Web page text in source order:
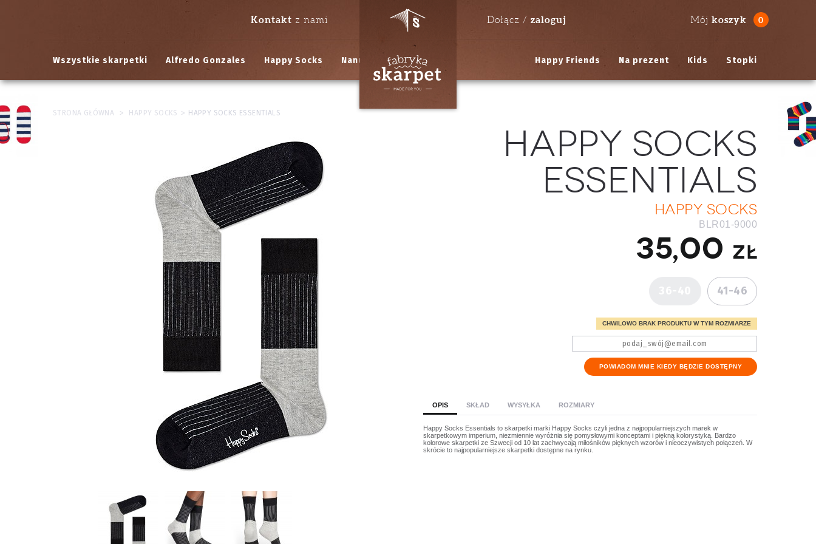
Mój koszyk 0
Kontakt z nami Dołącz / zaloguj
Wszystkie skarpetki Alfredo Gonzales Happy Socks Nanushki Happy Friends Na prezent Kids Stopki
STRONA GŁÓWNA > HAPPY SOCKS > HAPPY SOCKS ESSENTIALS
Happy Socks
Essentials
Happy Socks
BLR01-9000
35,00 zł
41-46
CHWILOWO BRAK PRODUKTU W TYM ROZMIARZE
POWIADOM MNIE KIEDY BĘDZIE DOSTĘPNY
OPIS SKŁAD WYSYŁKA ROZMIARY
Happy Socks Essentials to skarpetki marki Happy Socks czyli jedna z najpopularniejszych marek w
skarpetkowym imperium, niezmiennie wyróżnia się pomysłowymi konceptami i piękną kolorystyką. Bardzo
kolorowe skarpetki ze Szwecji od 10 lat zachwycają miłośników pięknych wzorów i nieoczywistych połączeń. W
skrócie to najpopularniejsze skarpetki dostępne na rynku.